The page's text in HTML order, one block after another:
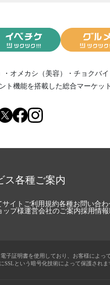
・ オメカシ（美容） ・ チョクバイ
ト機能を搭載した総合マーケッ
ス各種ご案内
サイトご利用規約各種お問い合わ
ップ様運営会社のご案内採用情報
子証明書を使用しており、お客様によっ
SSLという暗号化技術によって保護されま